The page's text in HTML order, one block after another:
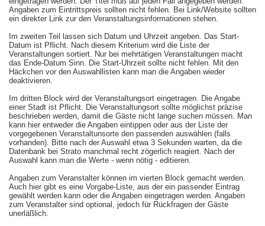
Angaben zum Eintrittspreis sollten nicht fehlen. Bei Link/Website sollten
ein direkter Link zur den Veranstaltungsinformationen stehen.
Im zweiten Teil lassen sich Datum und Uhrzeit angeben. Das Start-
Datum ist Pflicht. Nach diesem Kriterium wird die Liste der
Veranstaltungen sortiert. Nur bei mehrtätigen Veranstaltungen macht
das Ende-Datum Sinn. Die Start-Uhrzeit sollte nicht fehlen. Mit den
Häckchen vor den Auswahllisten kann man die Angaben wieder
deaktivieren.
Im dritten Block wird der Veranstaltungsort eingetragen. Die Angabe
einer Stadt ist Pflicht. Die Veranstaltungsort sollte möglichst präzise
beschrieben werden, damit die Gäste nicht lange suchen müssen. Man
kann hier entweder die Angaben eintippen oder aus der Liste der
vorgegebenen Veranstaltunsorte den passenden auswählen (falls
vorhanden). Bitte nach der Auswahl etwa 3 Sekunden warten, da die
Datenbank bei Strato manchmal recht zögerlich reagiert. Nach der
Auswahl kann man die Werte - wenn nötig - editieren.
Angaben zum Veranstalter können im vierten Block gemacht werden.
Auch hier gibt es eine Vorgabe-Liste, aus der ein passender Eintrag
gewählt werden kann oder die Angaben eingetragen werden. Angaben
zum Veranstalter sind optional, jedoch für Rückfragen der Gäste
unerläßlich.